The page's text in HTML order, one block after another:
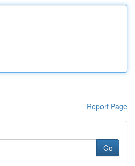
Report Page
Go